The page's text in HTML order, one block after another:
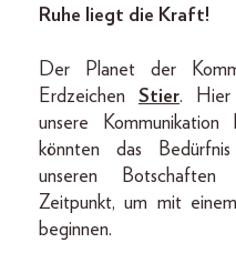
Ruhe liegt die Kraft!
Der Planet der
Erdzeichen Stier. Hier
unsere
könnten das
unseren
Zeitpunkt, um mit
beginnen.